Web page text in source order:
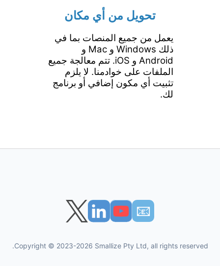
تحويل من أي مكان
يعمل من جميع المنصات بما في
ذلك Windows و Mac و
Android و iOS. تتم معالجة جميع
الملفات على خوادمنا. لا يلزم
تثبيت أي مكون إضافي أو برنامج
لك.
📧︎
Copyright © 2023-2026 Smallize Pty Ltd, all rights reserved.